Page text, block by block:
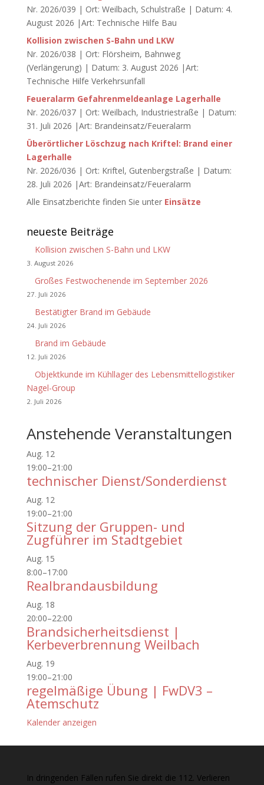
Nr. 2026/039 | Ort: Weilbach, Schulstraße | Datum: 4.
August 2026 |Art: Technische Hilfe Bau
Kollision zwischen S-Bahn und LKW
Nr. 2026/038 | Ort: Flörsheim, Bahnweg
(Verlängerung) | Datum: 3. August 2026 |Art:
Technische Hilfe Verkehrsunfall
Feueralarm Gefahrenmeldeanlage Lagerhalle
Nr. 2026/037 | Ort: Weilbach, Industriestraße | Datum:
31. Juli 2026 |Art: Brandeinsatz/Feueralarm
Überörtlicher Löschzug nach Kriftel: Brand einer
Lagerhalle
Nr. 2026/036 | Ort: Kriftel, Gutenbergstraße | Datum:
28. Juli 2026 |Art: Brandeinsatz/Feueralarm
Alle Einsatzberichte finden Sie unter Einsätze
neueste Beiträge
Kollision zwischen S-Bahn und LKW
3. August 2026
Großes Festwochenende im September 2026
27. Juli 2026
Bestätigter Brand im Gebäude
24. Juli 2026
Brand im Gebäude
12. Juli 2026
Objektkunde im Kühllager des Lebensmittellogistiker
Nagel-Group
2. Juli 2026
Anstehende Veranstaltungen
Aug. 12
19:00–21:00
technischer Dienst/Sonderdienst
Aug. 12
19:00–21:00
Sitzung der Gruppen- und
Zugführer im Stadtgebiet
Aug. 15
8:00–17:00
Realbrandausbildung
Aug. 18
20:00–22:00
Brandsicherheitsdienst |
Kerbeverbrennung Weilbach
Aug. 19
19:00–21:00
regelmäßige Übung | FwDV3 –
Atemschutz
Kalender anzeigen
In dringenden Fällen rufen Sie direkt die 112. Verlieren